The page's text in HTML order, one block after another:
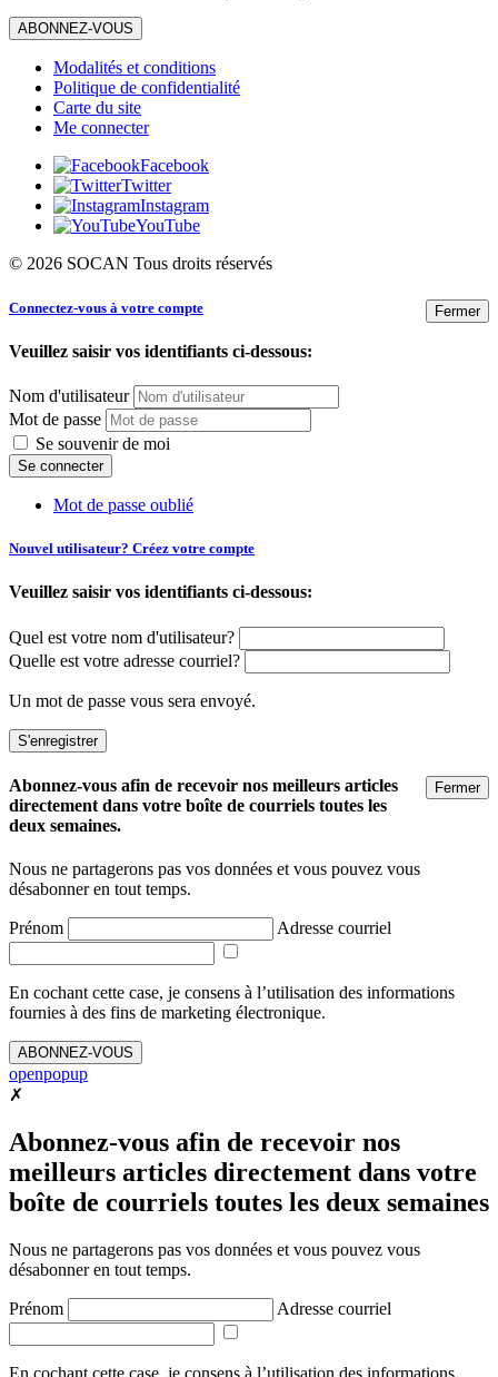
ABONNEZ-VOUS
Modalités et conditions
Politique de confidentialité
Carte du site
Me connecter
Facebook
Twitter
Instagram
YouTube
© 2026 SOCAN Tous droits réservés
Fermer
Connectez-vous à votre compte
Veuillez saisir vos identifiants ci-dessous:
Nom d'utilisateur
Mot de passe
Se souvenir de moi
Mot de passe oublié
Nouvel utilisateur? Créez votre compte
Veuillez saisir vos identifiants ci-dessous:
Quel est votre nom d'utilisateur?
Quelle est votre adresse courriel?
Un mot de passe vous sera envoyé.
Fermer
Abonnez-vous afin de recevoir nos meilleurs articles
directement dans votre boîte de courriels toutes les
deux semaines.
Nous ne partagerons pas vos données et vous pouvez vous
désabonner en tout temps.
Prénom Adresse courriel
En cochant cette case, je consens à l’utilisation des informations
fournies à des fins de marketing électronique.
ABONNEZ-VOUS
openpopup
✗
Abonnez-vous afin de recevoir nos
meilleurs articles directement dans votre
boîte de courriels toutes les deux semaines
Nous ne partagerons pas vos données et vous pouvez vous
désabonner en tout temps.
Prénom Adresse courriel
En cochant cette case, je consens à l’utilisation des informations